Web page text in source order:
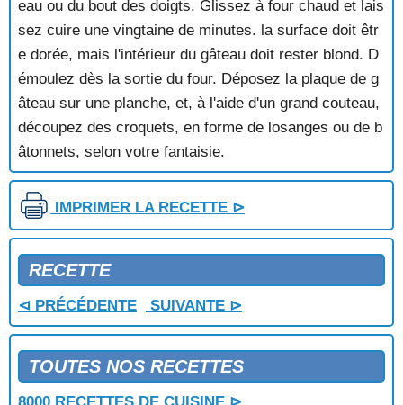
ECORCES D'AGRUMES CONFITES
EMINCE DE POMMES SUR CREME D'AMANDES
ENTRE POMMES ET MARRONS
ENTREMETS AU CAFE
ENTREMETS AUX MARRONS ET A L'ANANAS
ENTREMETS AUX MARRONS ET AU CHOCOLAT
ENTREMETS AUX POMMES
ENTREMETS MARTINIQUAIS
FAR AUX POMMES
FAR AUX PRUNES
FARCE POUR BRIOCHE
FESTIVAL D'AVOCATS
FEUILLANTINE DE MIRABELLES
FEUILLANTINE DE PECHES
FEUILLES DE CHOCOLAT
FEUILLETE AUX FRAISES
eau ou du bout des doigts. Glissez à four chaud et lais
sez cuire une vingtaine de minutes. la surface doit êtr
e dorée, mais l'intérieur du gâteau doit rester blond. D
émoulez dès la sortie du four. Déposez la plaque de g
âteau sur une planche, et, à l'aide d'un grand couteau,
découpez des croquets, en forme de losanges ou de b
âtonnets, selon votre fantaisie.
IMPRIMER LA RECETTE ⊳
RECETTE
⊲ PRÉCÉDENTE SUIVANTE ⊳
TOUTES NOS RECETTES